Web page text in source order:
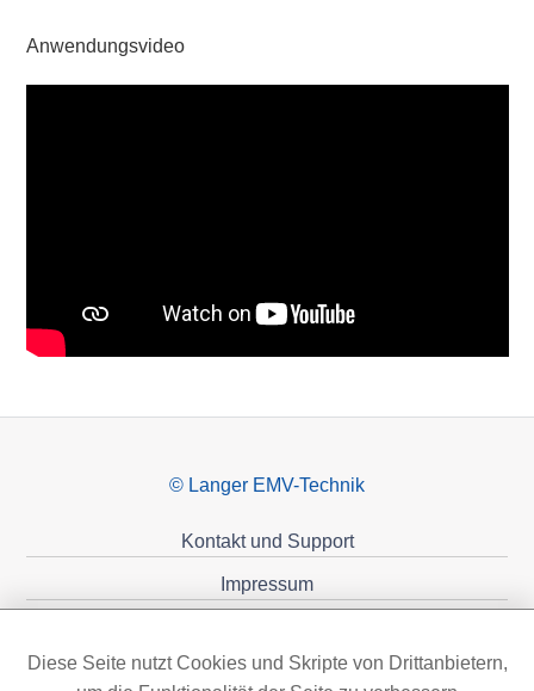
Anwendungsvideo
© Langer EMV-Technik
Kontakt und Support
Impressum
Förderungen
Diese Seite nutzt Cookies und Skripte von Drittanbietern,